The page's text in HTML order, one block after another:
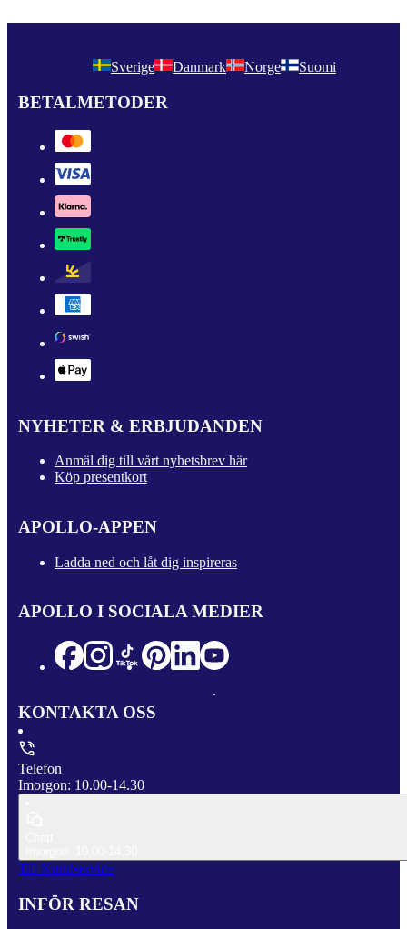
Sverige Danmark Norge Suomi
BETALMETODER
NYHETER & ERBJUDANDEN
Anmäl dig till vårt nyhetsbrev här
Köp presentkort
APOLLO-APPEN
Ladda ned och låt dig inspireras
APOLLO I SOCIALA MEDIER
KONTAKTA OSS
Telefon
Imorgon: 10.00-14.30
Till Kundservice
INFÖR RESAN